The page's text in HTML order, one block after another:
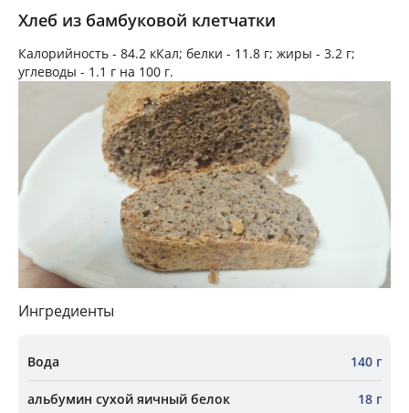
Хлеб из бамбуковой клетчатки
Калорийность - 84.2 кКал; белки - 11.8 г; жиры - 3.2 г;
углеводы - 1.1 г на 100 г.
Ингредиенты
Вода 140 г
альбумин сухой яичный белок 18 г